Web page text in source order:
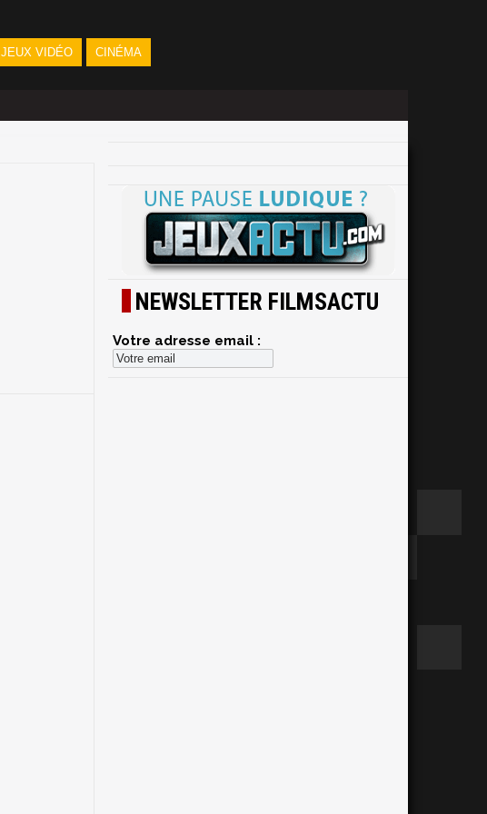
JEUX VIDÉO CINÉMA
NEWSLETTER FILMSACTU
Votre adresse email :